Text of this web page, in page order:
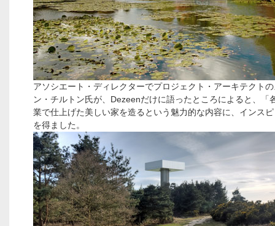
アソシエート・ディレクターでプロジェクト・アーキテクト
ン・チルトン氏が、Dezeenだけに語ったところによると、「
業で仕上げた美しい家を造るという魅力的な内容に、インス
を得ました。